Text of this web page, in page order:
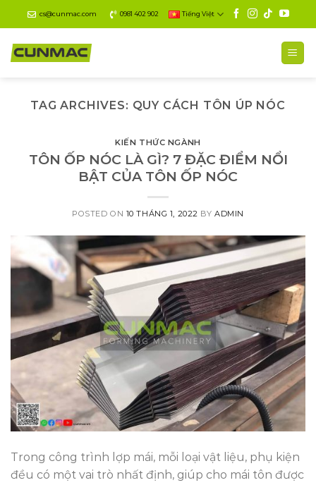
to
content
cs@cunmac.com 0981 402 902 Tiếng Việt
TAG ARCHIVES: QUY CÁCH TÔN ÚP NÓC
KIẾN THỨC NGÀNH
TÔN ỐP NÓC LÀ GÌ? 7 ĐẶC ĐIỂM NỔI
BẬT CỦA TÔN ỐP NÓC
POSTED ON 10 THÁNG 1, 2022 BY ADMIN
Trong công trình lợp mái, mỗi loại vật liệu, phụ kiện
đều có một vai trò nhất định, giúp cho mái tôn được